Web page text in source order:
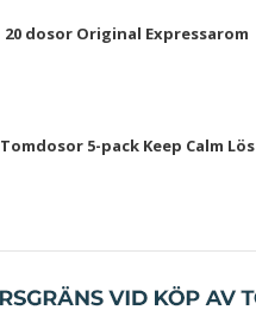
20 dosor Original Expressarom
Tomdosor 5-pack Keep Calm Lös